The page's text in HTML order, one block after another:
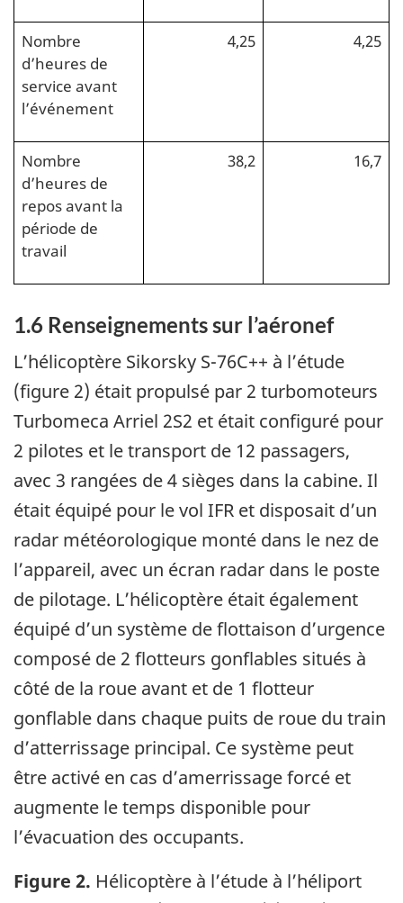
Nombre
d’heures de
service avant
l’événement
4,25 4,25
Nombre
d’heures de
repos avant la
période de
travail
38,2 16,7
1.6 Renseignements sur l’aéronef
L’hélicoptère Sikorsky S-76C++ à l’étude
(figure 2) était propulsé par 2 turbomoteurs
Turbomeca Arriel 2S2 et était configuré pour
2 pilotes et le transport de 12 passagers,
avec 3 rangées de 4 sièges dans la cabine. Il
était équipé pour le vol IFR et disposait d’un
radar météorologique monté dans le nez de
l’appareil, avec un écran radar dans le poste
de pilotage. L’hélicoptère était également
équipé d’un système de flottaison d’urgence
composé de 2 flotteurs gonflables situés à
côté de la roue avant et de 1 flotteur
gonflable dans chaque puits de roue du train
d’atterrissage principal. Ce système peut
être activé en cas d’amerrissage forcé et
augmente le temps disponible pour
l’évacuation des occupants.
Figure 2. Hélicoptère à l’étude à l’héliport